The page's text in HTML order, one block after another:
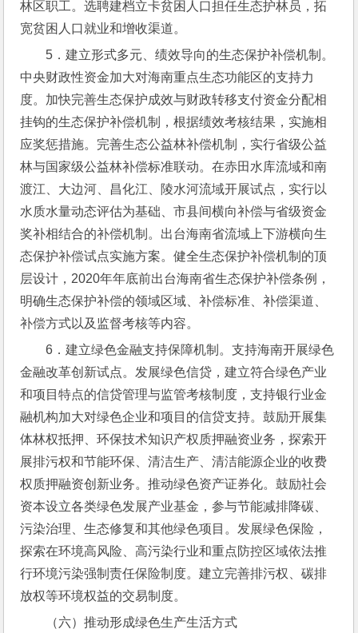
林区职工。选聘建档立卡贫困人口担任生态护林员，拓
宽贫困人口就业和增收渠道。
5．建立形式多元、绩效导向的生态保护补偿机制。
中央财政性资金加大对海南重点生态功能区的支持力
度。加快完善生态保护成效与财政转移支付资金分配相
挂钩的生态保护补偿机制，根据绩效考核结果，实施相
应奖惩措施。完善生态公益林补偿机制，实行省级公益
林与国家级公益林补偿标准联动。在赤田水库流域和南
渡江、大边河、昌化江、陵水河流域开展试点，实行以
水质水量动态评估为基础、市县间横向补偿与省级资金
奖补相结合的补偿机制。出台海南省流域上下游横向生
态保护补偿试点实施方案。健全生态保护补偿机制的顶
层设计，2020年年底前出台海南省生态保护补偿条例，
明确生态保护补偿的领域区域、补偿标准、补偿渠道、
补偿方式以及监督考核等内容。
6．建立绿色金融支持保障机制。支持海南开展绿色
金融改革创新试点。发展绿色信贷，建立符合绿色产业
和项目特点的信贷管理与监管考核制度，支持银行业金
融机构加大对绿色企业和项目的信贷支持。鼓励开展集
体林权抵押、环保技术知识产权质押融资业务，探索开
展排污权和节能环保、清洁生产、清洁能源企业的收费
权质押融资创新业务。推动绿色资产证券化。鼓励社会
资本设立各类绿色发展产业基金，参与节能减排降碳、
污染治理、生态修复和其他绿色项目。发展绿色保险，
探索在环境高风险、高污染行业和重点防控区域依法推
行环境污染强制责任保险制度。建立完善排污权、碳排
放权等环境权益的交易制度。
（六）推动形成绿色生产生活方式